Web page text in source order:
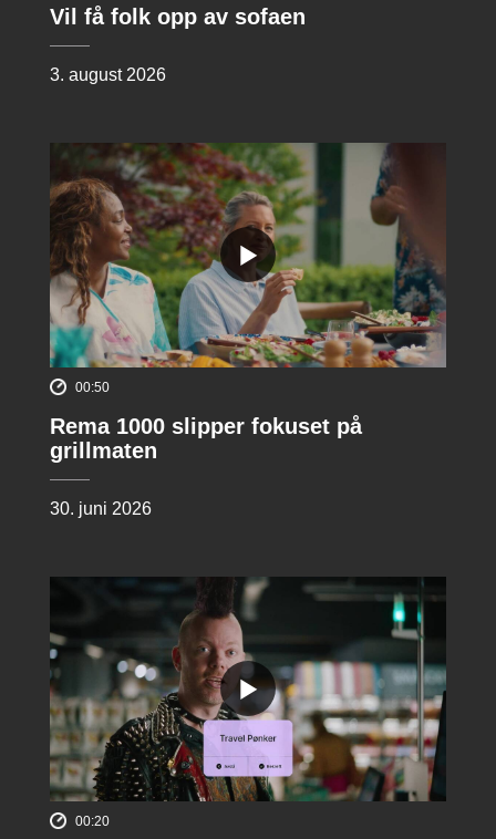
Vil få folk opp av sofaen
3. august 2026
00:50
Rema 1000 slipper fokuset på
grillmaten
30. juni 2026
00:20